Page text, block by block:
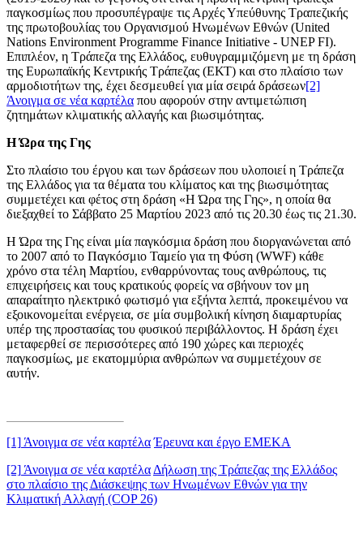
παγκοσμίως που προσυπέγραψε τις Αρχές Υπεύθυνης Τραπεζικής
της πρωτοβουλίας του Οργανισμού Ηνωμένων Εθνών (United
Nations Environment Programme Finance Initiative - UNEP FI).
Επιπλέον, η Τράπεζα της Ελλάδος, ευθυγραμμιζόμενη με τη δράση
της Ευρωπαϊκής Κεντρικής Τράπεζας (ΕΚΤ) και στο πλαίσιο των
αρμοδιοτήτων της, έχει δεσμευθεί για μία σειρά δράσεων[2]
Άνοιγμα σε νέα καρτέλα που αφορούν στην αντιμετώπιση
ζητημάτων κλιματικής αλλαγής και βιωσιμότητας.
Η Ώρα της Γης
Στο πλαίσιο του έργου και των δράσεων που υλοποιεί η Τράπεζα
της Ελλάδος για τα θέματα του κλίματος και της βιωσιμότητας
συμμετέχει και φέτος στη δράση «Η Ώρα της Γης», η οποία θα
διεξαχθεί το Σάββατο 25 Μαρτίου 2023 από τις 20.30 έως τις 21.30.
Η Ώρα της Γης είναι μία παγκόσμια δράση που διοργανώνεται από
το 2007 από το Παγκόσμιο Ταμείο για τη Φύση (WWF) κάθε
χρόνο στα τέλη Μαρτίου, ενθαρρύνοντας τους ανθρώπους, τις
επιχειρήσεις και τους κρατικούς φορείς να σβήνουν τον μη
απαραίτητο ηλεκτρικό φωτισμό για εξήντα λεπτά, προκειμένου να
εξοικονομείται ενέργεια, σε μία συμβολική κίνηση διαμαρτυρίας
υπέρ της προστασίας του φυσικού περιβάλλοντος. Η δράση έχει
μεταφερθεί σε περισσότερες από 190 χώρες και περιοχές
παγκοσμίως, με εκατομμύρια ανθρώπων να συμμετέχουν σε
αυτήν.
[1] Άνοιγμα σε νέα καρτέλα Έρευνα και έργο ΕΜΕΚΑ
[2] Άνοιγμα σε νέα καρτέλα Δήλωση της Τράπεζας της Ελλάδος
στο πλαίσιο της Διάσκεψης των Ηνωμένων Εθνών για την
Κλιματική Αλλαγή (COP 26)